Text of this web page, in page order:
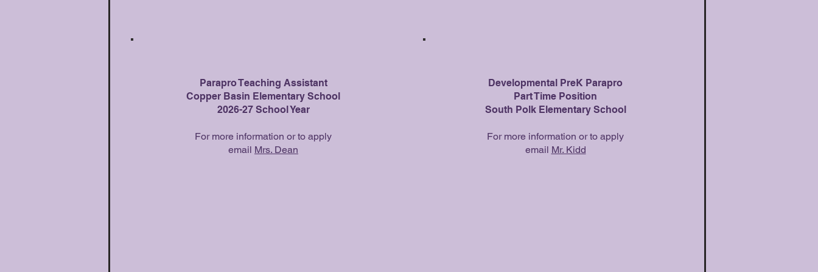
Developmental PreK Parapro
Part Time Position
South Polk Elementary School
For more information or to apply
email Mr. Kidd
Parapro Teaching Assistant
Copper Basin Elementary School
2026-27 School Year
For more information or to apply
email Mrs. Dean